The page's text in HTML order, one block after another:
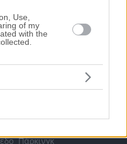
Use,
of my
with the
Πάρκινγκ